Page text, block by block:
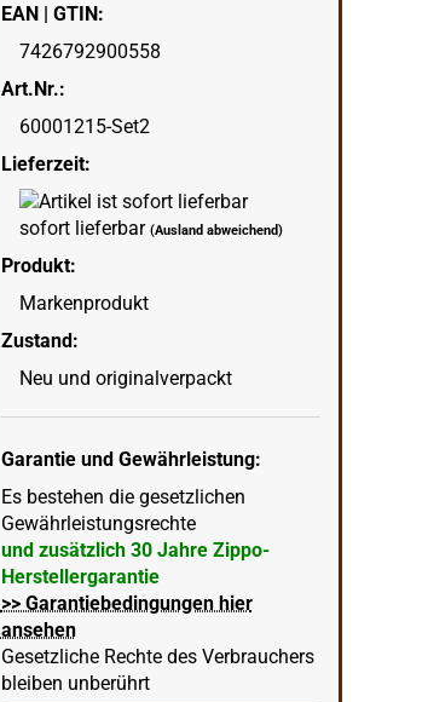
wenn
EAN | GTIN:
7426792900558
Art.Nr.:
60001215-Set2
Lieferzeit:
sofort lieferbar (Ausland abweichend)
Produkt:
Markenprodukt
Zustand:
Neu und originalverpackt
Garantie und Gewährleistung:
Es bestehen die gesetzlichen
Gewährleistungsrechte
und zusätzlich 30 Jahre Zippo-
Herstellergarantie
>> Garantiebedingungen hier
ansehen
Gesetzliche Rechte des Verbrauchers
bleiben unberührt